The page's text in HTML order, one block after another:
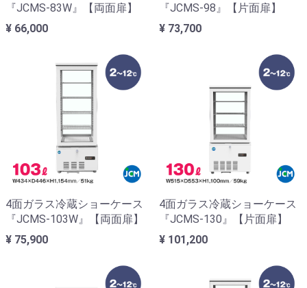
『JCMS-83W』【両面扉】
¥ 66,000
『JCMS-98』【片面扉】
¥ 73,700
4面ガラス冷蔵ショーケース
『JCMS-103W』【両面扉】
¥ 75,900
4面ガラス冷蔵ショーケース
『JCMS-130』【片面扉】
¥ 101,200